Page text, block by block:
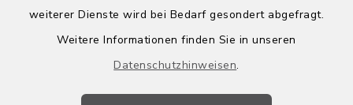
weiterer Dienste wird bei Bedarf gesondert abgefragt.
Weitere Informationen finden Sie in unseren
Datenschutzhinweisen.
Leichte Sprache